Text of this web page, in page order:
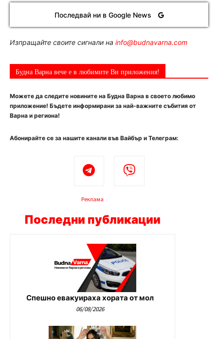
Последвай ни в Google News
Изпращайте своите сигнали на info@budnavarna.com
Будна Варна вече е в любимите Ви приложения!
Можете да следите новините на Будна Варна в своето любимо
приложение! Бъдете информирани за най-важните събития от
Варна и региона!
Абонирайте се за нашите канали във Вайбър и Телеграм:
Реклама
Последни публикации
Спешно евакуираха хората от мол
06/08/2026